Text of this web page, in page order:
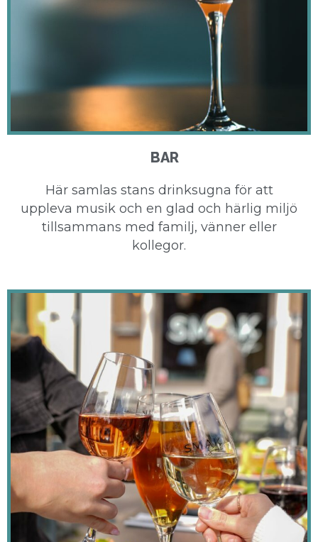
BAR
Här samlas stans drinksugna för att
uppleva musik och en glad och härlig miljö
tillsammans med familj, vänner eller
kollegor.